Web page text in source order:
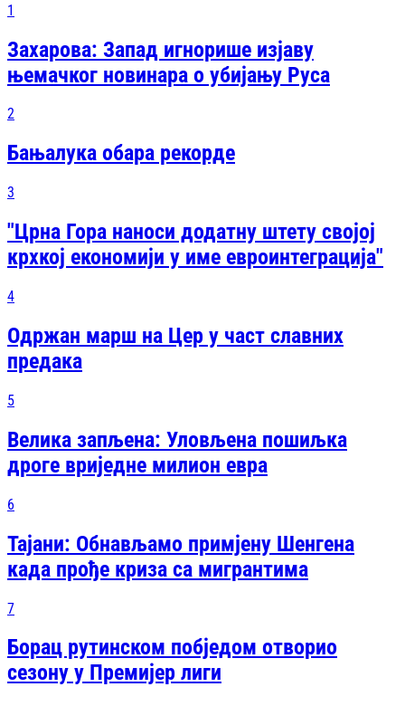
1
Захарова: Запад игнорише изјаву
њемачког новинара о убијању Руса
2
Бањалука обара рекорде
3
"Црна Гора наноси додатну штету својој
крхкој економији у име евроинтеграција"
4
Одржан марш на Цер у част славних
предака
5
Велика запљена: Уловљена пошиљка
дроге вриједне милион евра
6
Тајани: Обнављамо примјену Шенгена
када прође криза са мигрантима
7
Борац рутинском побједом отворио
сезону у Премијер лиги